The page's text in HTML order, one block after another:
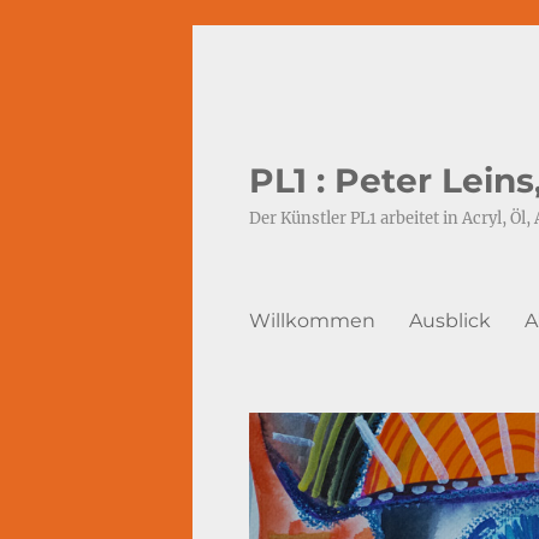
PL1 : Peter
Der Künstler PL1 arbeitet in Acryl, Öl,
Willkommen Ausblick